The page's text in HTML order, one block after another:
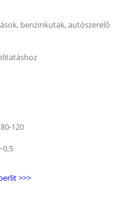
benzinkutak, autószerelő
120
>>>